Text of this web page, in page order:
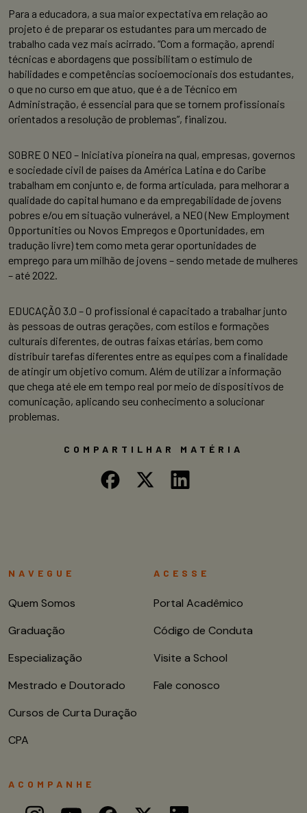
Para a educadora, a sua maior expectativa em relação ao
projeto é de preparar os estudantes para um mercado de
trabalho cada vez mais acirrado. “Com a formação, aprendi
técnicas e abordagens que possibilitam o estímulo de
habilidades e competências socioemocionais dos estudantes,
o que no curso em que atuo, que é a de Técnico em
Administração, é essencial para que se tornem profissionais
orientados a resolução de problemas”, finalizou.
SOBRE O NEO – Iniciativa pioneira na qual, empresas, governos
e sociedade civil de países da América Latina e do Caribe
trabalham em conjunto e, de forma articulada, para melhorar a
qualidade do capital humano e da empregabilidade de jovens
pobres e/ou em situação vulnerável, a NEO (New Employment
Opportunities ou Novos Empregos e Oportunidades, em
tradução livre) tem como meta gerar oportunidades de
emprego para um milhão de jovens – sendo metade de mulheres
– até 2022.
EDUCAÇÃO 3.0 – O profissional é capacitado a trabalhar junto
às pessoas de outras gerações, com estilos e formações
culturais diferentes, de outras faixas etárias, bem como
distribuir tarefas diferentes entre as equipes com a finalidade
de atingir um objetivo comum. Além de utilizar a informação
que chega até ele em tempo real por meio de dispositivos de
comunicação, aplicando seu conhecimento a solucionar
problemas.
COMPARTILHAR MATÉRIA
NAVEGUE
Quem Somos
Graduação
Especialização
Mestrado e Doutorado
Cursos de Curta Duração
CPA
ACESSE
Portal Acadêmico
Código de Conduta
Visite a School
Fale conosco
ACOMPANHE